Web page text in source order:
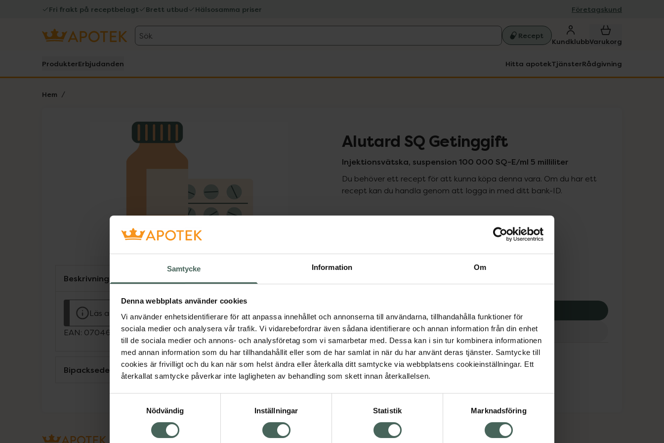
Samtycke Information Om
Denna webbplats använder cookies
Vi använder enhetsidentifierare för att anpassa innehållet och annonserna till användarna, tillhandahålla funktioner för
sociala medier och analysera vår trafik. Vi vidarebefordrar även sådana identifierare och annan information från din enhet
till de sociala medier och annons- och analysföretag som vi samarbetar med. Dessa kan i sin tur kombinera informationen
med annan information som du har tillhandahållit eller som de har samlat in när du har använt deras tjänster. Samtycke till
cookies är frivilligt och du kan när som helst ändra eller återkalla ditt samtycke via webbplatsens cookieinställningar. Ett
återkallat samtycke påverkar inte lagligheten av behandling som skett innan återkallelsen.
Nödvändig
Inställningar Statistik Marknadsföring
Fri frakt på receptbelagt Brett utbud Hälsosamma priser Företagskund
Sök Recept
KundklubbVarukorg
ProdukterErbjudanden Hitta apotekTjänsterRådgivning
Hem
Lista: . Innehåller 1 objekt. Alutard SQ Getinggift
Injektionsvätska, suspension 100 000 SQ-E/ml 5 milliliter
Du behöver ett recept för att kunna köpa denna vara. Om du har ett
recept kan du handla genom att logga in med ditt bank-ID.
Pris med recept
Högkostnadsskyddet gäller inte
6723,34 kr
I apotek:6723,34 kr
Köp via ditt recept
Aktuella erbjudanden
Beskrivning
Läs alltid bipacksedeln innan användning.
EAN: 07046260315006
Bipacksedel från FASS Visa
Om recept och läkemedel